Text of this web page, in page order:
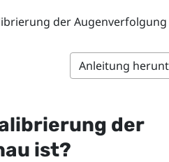
der
Anleitung
der
ist?